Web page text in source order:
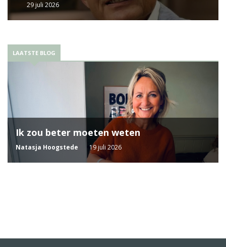
29 juli 2026
LAATSTE BLOG
Ik zou beter moeten weten
Natasja Hoogstede 19 juli 2026